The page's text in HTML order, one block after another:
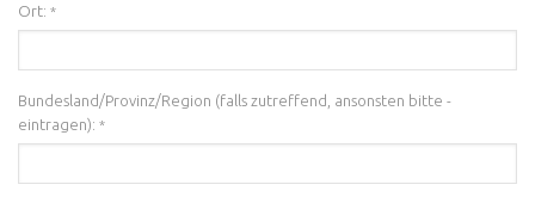
Ort: *
Bundesland/Provinz/Region (falls zutreffend, ansonsten bitte -
eintragen): *